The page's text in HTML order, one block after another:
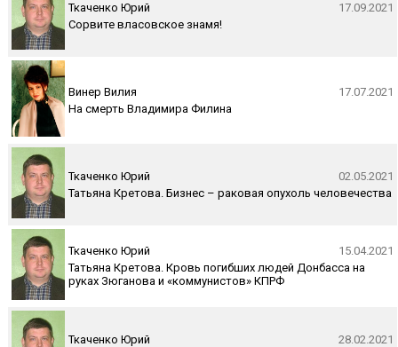
Ткаченко Юрий
17.09.2021
Сорвите власовское знамя!
Винер Вилия
17.07.2021
На смерть Владимира Филина
Ткаченко Юрий
02.05.2021
Татьяна Кретова. Бизнес – раковая опухоль человечества
Ткаченко Юрий
15.04.2021
Татьяна Кретова. Кровь погибших людей Донбасса на
руках Зюганова и «коммунистов» КПРФ
Ткаченко Юрий
28.02.2021